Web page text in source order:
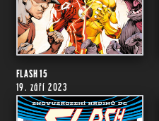
FLASH 15
19. září 2023